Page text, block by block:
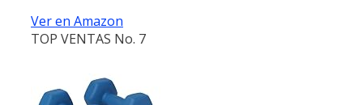
Ver en Amazon
TOP VENTAS No. 7